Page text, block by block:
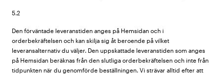
5.2
Den förväntade leveranstiden anges på Hemsidan och i
orderbekräftelsen och kan skilja sig åt beroende på vilket
leveransalternativ du väljer. Den uppskattade leveranstiden som anges
på Hemsidan beräknas från den slutliga orderbekräftelsen och inte från
tidpunkten när du genomförde beställningen. Vi strävar alltid efter att